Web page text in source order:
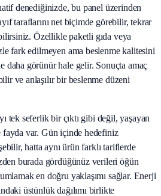
denediğinizde, bu panel üzerinden
taraflarını net biçimde görebilir, tekrar
Özellikle paketli gıda veya
fark edilmeyen ama beslenme kalitesini
daha görünür hale gelir. Sonuçta amaç
ve anlaşılır bir beslenme düzeni
tek seferlik bir çıktı gibi değil, yaşayan
var. Gün içinde hedefiniz
hatta aynı ürün farklı tariflerde
burada gördüğünüz verileri öğün
en doğru yaklaşımı sağlar. Enerji
üstünlük dağılımı birlikte